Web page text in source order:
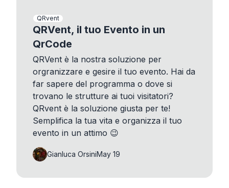
QRvent
QRVent, il tuo Evento in un
QrCode
QRVent è la nostra soluzione per
orgranizzare e gesire il tuo evento. Hai da
far sapere del programma o dove si
trovano le strutture ai tuoi visitatori?
QRvent è la soluzione giusta per te!
Semplifica la tua vita e organizza il tuo
evento in un attimo 😉
Gianluca OrsiniMay 19